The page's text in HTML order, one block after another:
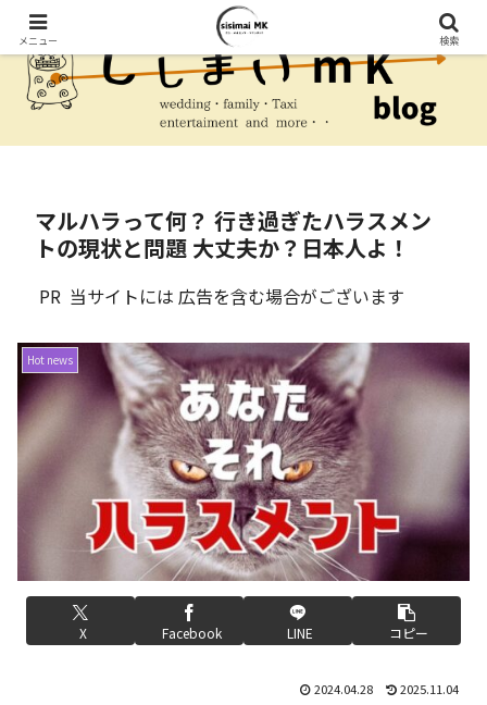
マルハラって何？ 行き過ぎたハラスメン
トの現状と問題 大丈夫か？日本人よ！
PR 当サイトには 広告を含む場合がございます
Hot news
X Facebook LINE コピー
2024.04.28 2025.11.04
メニュー 検索